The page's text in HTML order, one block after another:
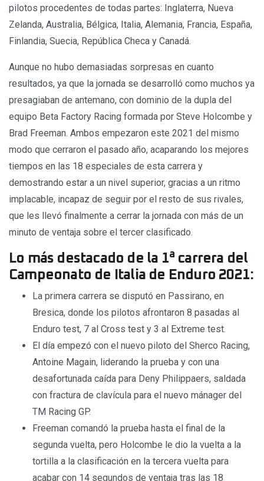
pilotos procedentes de todas partes: Inglaterra, Nueva
Zelanda, Australia, Bélgica, Italia, Alemania, Francia, España,
Finlandia, Suecia, República Checa y Canadá.
Aunque no hubo demasiadas sorpresas en cuanto
resultados, ya que la jornada se desarrolló como muchos ya
presagiaban de antemano, con dominio de la dupla del
equipo Beta Factory Racing formada por Steve Holcombe y
Brad Freeman. Ambos empezaron este 2021 del mismo
modo que cerraron el pasado año, acaparando los mejores
tiempos en las 18 especiales de esta carrera y
demostrando estar a un nivel superior, gracias a un ritmo
implacable, incapaz de seguir por el resto de sus rivales,
que les llevó finalmente a cerrar la jornada con más de un
minuto de ventaja sobre el tercer clasificado.
Lo más destacado de la 1a carrera del
Campeonato de Italia de Enduro 2021:
La primera carrera se disputó en Passirano, en
Bresica, donde los pilotos afrontaron 8 pasadas al
Enduro test, 7 al Cross test y 3 al Extreme test.
El día empezó con el nuevo piloto del Sherco Racing,
Antoine Magain, liderando la prueba y con una
desafortunada caída para Deny Philippaers, saldada
con fractura de clavícula para el nuevo mánager del
TM Racing GP.
Freeman comandó la prueba hasta el final de la
segunda vuelta, pero Holcombe le dio la vuelta a la
tortilla a la clasificación en la tercera vuelta para
acabar con 14 segundos de ventaja tras las 18